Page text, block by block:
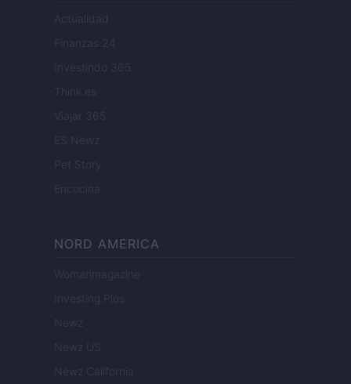
Actualidad
Finanzas 24
Investindo 365
Think.es
Viajar 365
ES Newz
Pet Story
Encocina
NORD AMERICA
Womanmagazine
Investing Plus
Newz
Newz US
Newz California